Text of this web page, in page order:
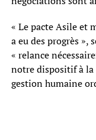
« Le pacte Asile et
a eu des progrès »,
« relance
notre dispositif à
gestion humaine